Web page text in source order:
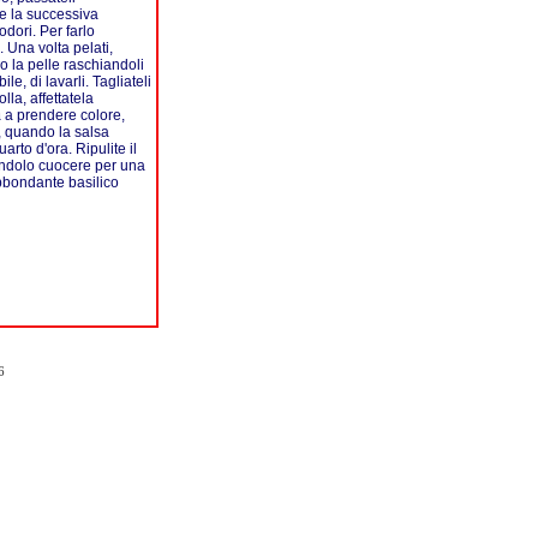
la successiva
Per farlo
Una volta pelati,
la pelle raschiandoli
di lavarli. Tagliateli
affettatela
a prendere colore,
quando la salsa
d'ora. Ripulite il
cuocere per una
basilico